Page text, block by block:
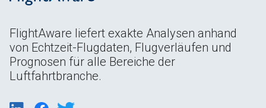
FlightAware liefert exakte Analysen anhand
von Echtzeit-Flugdaten, Flugverläufen und
Prognosen für alle Bereiche der
Luftfahrtbranche.